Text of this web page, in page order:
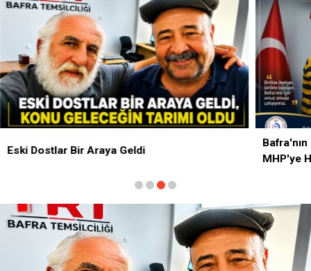
Bafra'nın Geleceği İçin Ortak Mesaj: TSO'dan
MHP'ye Hayırlı Olsun Ziyareti